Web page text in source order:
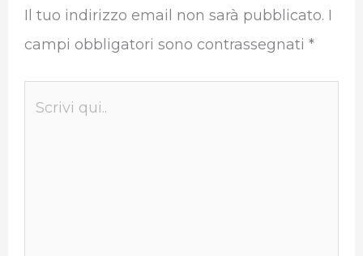
Il tuo indirizzo email non sarà pubblicato. I
campi obbligatori sono contrassegnati *